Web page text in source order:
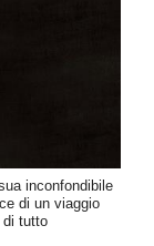
inconfondibile
di un viaggio
di tutto